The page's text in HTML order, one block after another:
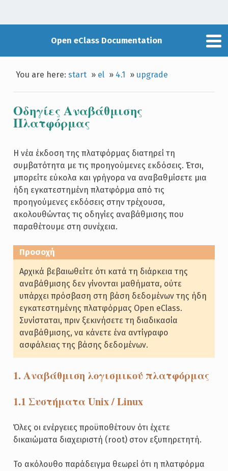
Open eClass Documentation
You are here:start » el » 4.1 » upgrade
Οδηγίες Αναβάθμισης
Πλατφόρμας
Η νέα έκδοση της πλατφόρμας διατηρεί τη
συμβατότητα με τις προηγούμενες εκδόσεις. Έτσι,
μπορείτε εύκολα και γρήγορα να αναβαθμίσετε μια
ήδη εγκατεστημένη πλατφόρμα από τις
προηγούμενες εκδόσεις στην τρέχουσα,
ακολουθώντας τις οδηγίες αναβάθμισης που
παραθέτουμε στη συνέχεια.
Αρχικά βεβαιωθείτε ότι κατά τη διάρκεια της
αναβάθμισης δεν γίνονται μαθήματα, ούτε
υπάρχει πρόσβαση στη βάση δεδομένων της ήδη
εγκατεστημένης πλατφόρμας Open eClass.
Συνίσταται, πριν ξεκινήσετε τη διαδικασία
αναβάθμισης, να κάνετε ένα αντίγραφο
ασφάλειας της βάσης δεδομένων.
1. Αναβάθμιση λογισμικού πλατφόρμας
1.1 Συστήματα Unix / Linux
Όλες οι ενέργειες προϋποθέτουν ότι έχετε
δικαιώματα διαχειριστή (root) στον εξυπηρετητή.
Το ακόλουθο παράδειγμα θεωρεί ότι η πλατφόρμα